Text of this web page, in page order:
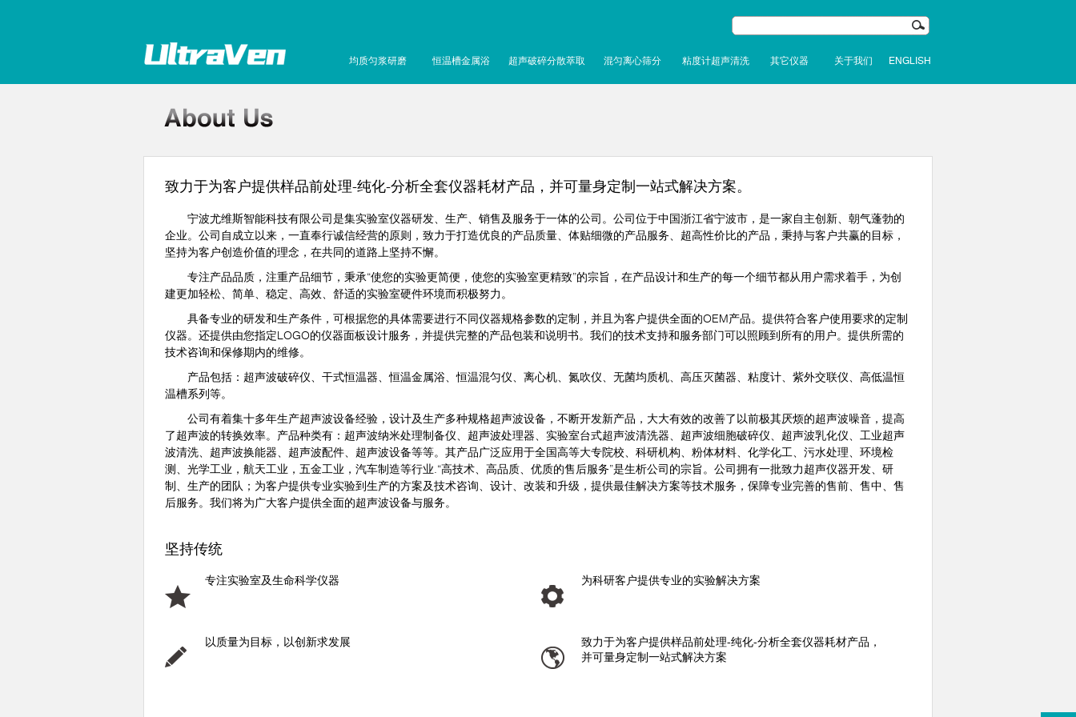
均质匀浆研磨 恒温槽金属浴 超声破碎分散萃取 混匀离心筛分 粘度计超声清洗 其它仪器 关于我们 ENGLISH
致力于为客户提供样品前处理-纯化-分析全套仪器耗材产品，并可量身定制一站式解决方案。
宁波尤维斯智能科技有限公司是集实验室仪器研发、生产、销售及服务于一体的公司。公司位于中国浙江省宁波市，是一家自主创新、朝气蓬勃的
企业。公司自成立以来，一直奉行诚信经营的原则，致力于打造优良的产品质量、体贴细微的产品服务、超高性价比的产品，秉持与客户共赢的目标，
坚持为客户创造价值的理念，在共同的道路上坚持不懈。
专注产品品质，注重产品细节，秉承“使您的实验更简便，使您的实验室更精致”的宗旨，在产品设计和生产的每一个细节都从用户需求着手，为创
建更加轻松、简单、稳定、高效、舒适的实验室硬件环境而积极努力。
具备专业的研发和生产条件，可根据您的具体需要进行不同仪器规格参数的定制，并且为客户提供全面的OEM产品。提供符合客户使用要求的定制
仪器。还提供由您指定LOGO的仪器面板设计服务，并提供完整的产品包装和说明书。我们的技术支持和服务部门可以照顾到所有的用户。提供所需的
技术咨询和保修期内的维修。
产品包括：超声波破碎仪、干式恒温器、恒温金属浴、恒温混匀仪、离心机、氮吹仪、无菌均质机、高压灭菌器、粘度计、紫外交联仪、高低温恒
温槽系列等。
公司有着集十多年生产超声波设备经验，设计及生产多种规格超声波设备，不断开发新产品，大大有效的改善了以前极其厌烦的超声波噪音，提高
了超声波的转换效率。产品种类有：超声波纳米处理制备仪、超声波处理器、实验室台式超声波清洗器、超声波细胞破碎仪、超声波乳化仪、工业超声
波清洗、超声波换能器、超声波配件、超声波设备等等。其产品广泛应用于全国高等大专院校、科研机构、粉体材料、化学化工、污水处理、环境检
测、光学工业，航天工业，五金工业，汽车制造等行业.“高技术、高品质、优质的售后服务”是生析公司的宗旨。公司拥有一批致力超声仪器开发、研
制、生产的团队；为客户提供专业实验到生产的方案及技术咨询、设计、改装和升级，提供最佳解决方案等技术服务，保障专业完善的售前、售中、售
后服务。我们将为广大客户提供全面的超声波设备与服务。
坚持传统
专注实验室及生命科学仪器 为科研客户提供专业的实验解决方案
以质量为目标，以创新求发展
致力于为客户提供样品前处理-纯化-分析全套仪器耗材产品，
并可量身定制一站式解决方案